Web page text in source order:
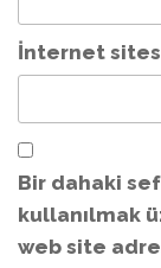
İnternet
Bir dahaki
kullanılmak
web site